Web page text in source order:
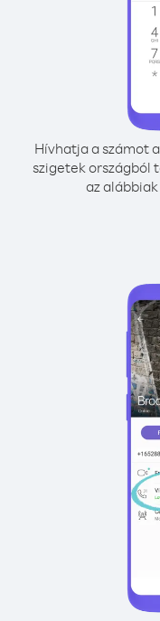
Hívhatja a számot
szigetek országból
az